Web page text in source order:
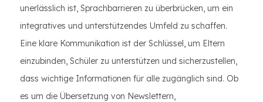
unerlässlich ist, Sprachbarrieren zu überbrücken, um ein
integratives und unterstützendes Umfeld zu schaffen.
Eine klare Kommunikation ist der Schlüssel, um Eltern
einzubinden, Schüler zu unterstützen und sicherzustellen,
dass wichtige Informationen für alle zugänglich sind. Ob
es um die Übersetzung von Newslettern,